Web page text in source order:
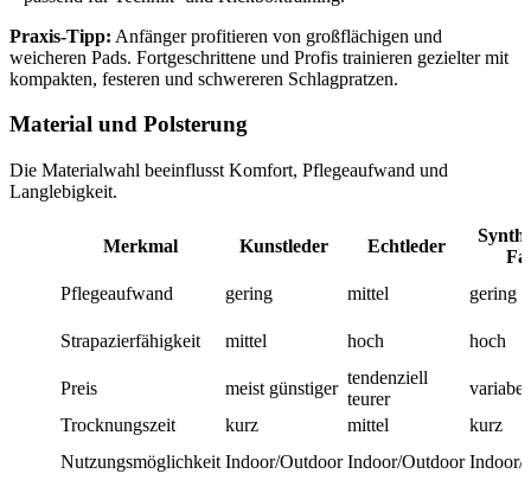
Praxis-Tipp: Anfänger profitieren von großflächigen und
weicheren Pads. Fortgeschrittene und Profis trainieren gezielter mit
kompakten, festeren und schwereren Schlagpratzen.
Material und Polsterung
Die Materialwahl beeinflusst Komfort, Pflegeaufwand und
Langlebigkeit.
Merkmal Kunstleder Echtleder
Pflegeaufwand
gering mittel gering
Strapazierfähigkeit mittel hoch hoch
Preis meist günstiger
tendenziell
teurer
variabel
Trocknungszeit
kurz mittel
kurz
Nutzungsmöglichkeit Indoor/Outdoor Indoor/Outdoor Indoor/